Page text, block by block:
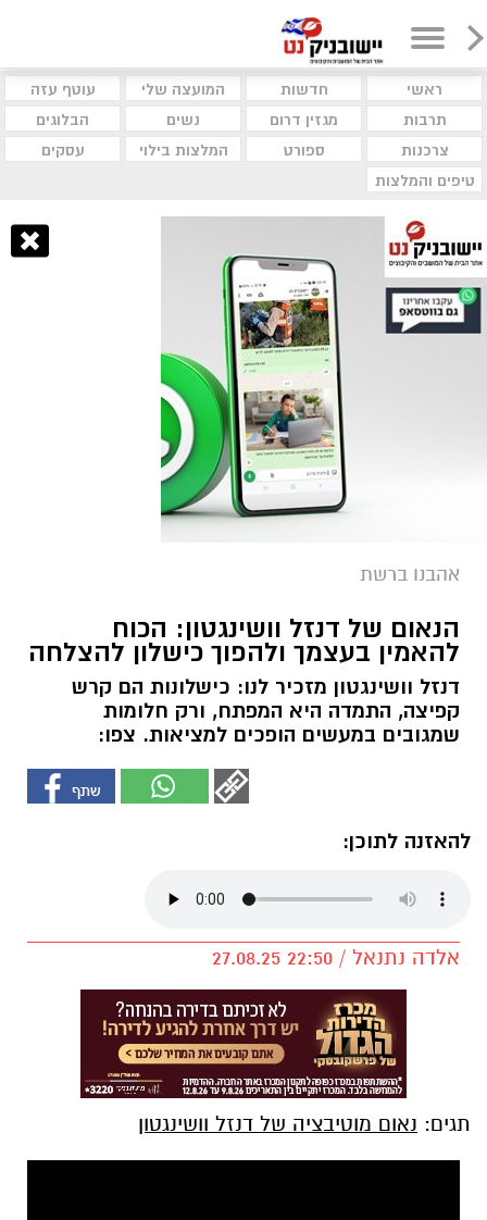
ראשי חדשות המועצה שלי
עוטף עזה
תרבות
מגזין דרום נשים
הבלוגים
צרכנות
ספורט המלצות בילוי
עסקים
טיפים והמלצות
אהבנו ברשת
הנאום של דנזל וושינגטון: הכוח
להאמין בעצמך ולהפוך כישלון להצלחה
דנזל וושינגטון מזכיר לנו: כישלונות הם קרש
קפיצה, התמדה היא המפתח, ורק חלומות
שמגובים במעשים הופכים למציאות. צפו:
להאזנה לתוכן:
אלדה נתנאל / 22:50 27.08.25
תגים: נאום מוטיבציה של דנזל וושינגטון